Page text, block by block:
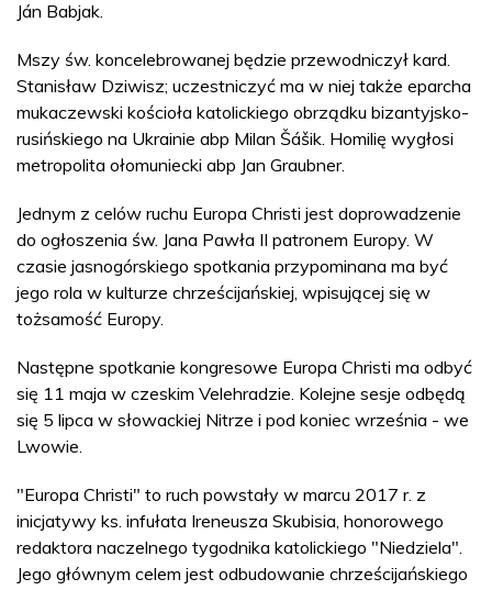
Ján Babjak.
Mszy św. koncelebrowanej będzie przewodniczył kard.
Stanisław Dziwisz; uczestniczyć ma w niej także eparcha
mukaczewski kościoła katolickiego obrządku bizantyjsko-
rusińskiego na Ukrainie abp Milan Šášik. Homilię wygłosi
metropolita ołomuniecki abp Jan Graubner.
Jednym z celów ruchu Europa Christi jest doprowadzenie
do ogłoszenia św. Jana Pawła II patronem Europy. W
czasie jasnogórskiego spotkania przypominana ma być
jego rola w kulturze chrześcijańskiej, wpisującej się w
tożsamość Europy.
Następne spotkanie kongresowe Europa Christi ma odbyć
się 11 maja w czeskim Velehradzie. Kolejne sesje odbędą
się 5 lipca w słowackiej Nitrze i pod koniec września - we
Lwowie.
"Europa Christi" to ruch powstały w marcu 2017 r. z
inicjatywy ks. infułata Ireneusza Skubisia, honorowego
redaktora naczelnego tygodnika katolickiego "Niedziela".
Jego głównym celem jest odbudowanie chrześcijańskiego